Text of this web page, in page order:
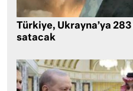
Türkiye, Ukrayna’ya
satacak